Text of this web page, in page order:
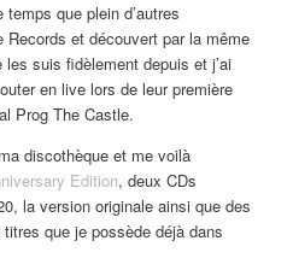
que plein d’autres
Records et découvert par la même
suis fidèlement depuis et j’ai
en live lors de leur première
Prog The Castle.
discothèque et me voilà
Edition, deux CDs
la version originale ainsi que des
que je possède déjà dans